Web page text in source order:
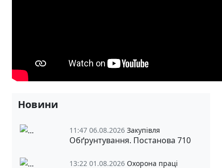
Новини
11:47 06.08.2026 Закупівля
Обґрунтування. Постанова 710
13:22 01.08.2026 Охорона праці